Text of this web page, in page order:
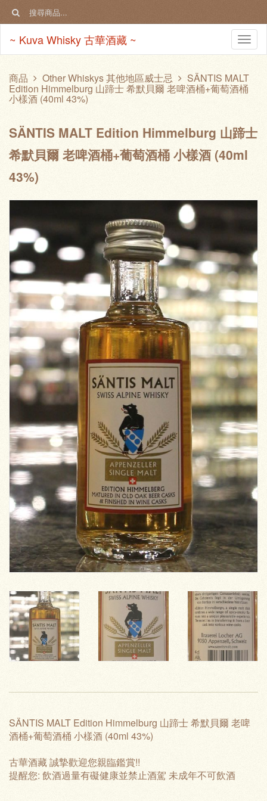
~ Kuva Whisky 古華酒藏 ~
商品 Other Whiskys 其他地區威士忌 SÄNTIS MALT
Edition Himmelburg 山蹄士 希默貝爾 老啤酒桶+葡萄酒桶
小樣酒 (40ml 43%)
SÄNTIS MALT Edition Himmelburg 山蹄士
希默貝爾 老啤酒桶+葡萄酒桶 小樣酒 (40ml
43%)
SÄNTIS MALT Edition Himmelburg 山蹄士 希默貝爾 老啤
酒桶+葡萄酒桶 小樣酒 (40ml 43%)
古華酒藏 誠摯歡迎您親臨鑑賞!!
提醒您: 飲酒過量有礙健康並禁止酒駕 未成年不可飲酒